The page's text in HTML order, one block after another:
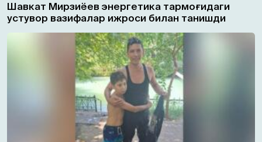
Шавкат Мирзиёев энергетика тармоғидаги
устувор вазифалар ижроси билан танишди